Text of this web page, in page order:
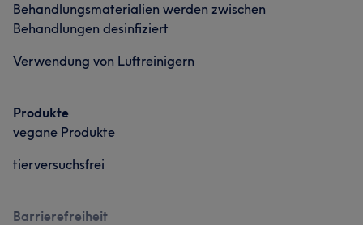
Behandlungsmaterialien werden zwischen
Behandlungen desinfiziert
Verwendung von Luftreinigern
Produkte
vegane Produkte
tierversuchsfrei
Barrierefreiheit